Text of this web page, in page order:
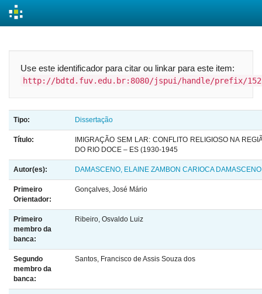
Use este identificador para citar ou linkar para este item:
http://bdtd.fuv.edu.br:8080/jspui/handle/prefix/152
Tipo: Dissertação
Título:
IMIGRAÇÃO SEM LAR: CONFLITO RELIGIOSO NA
DO RIO DOCE – ES (1930-1945
Autor(es): DAMASCENO, ELAINE ZAMBON CARIOCA DAMASCENO
Primeiro
Orientador:
Gonçalves, José Mário
Primeiro
membro da
banca:
Ribeiro, Osvaldo Luiz
Segundo
membro da
banca:
Santos, Francisco de Assis Souza dos